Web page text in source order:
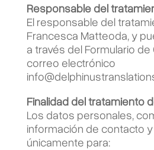
Responsable del
El responsable del
Francesca Matteoda, y
a través del Formulario
correo electrónico
Finalidad del tratamiento
Los datos personales,
información de contacto y
únicamente para: